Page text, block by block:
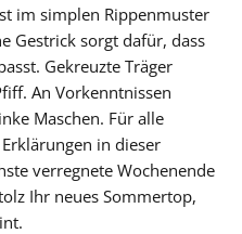
im simplen Rippenmuster
Gestrick sorgt dafür, dass
Gekreuzte Träger
An Vorkenntnissen
Maschen. Für alle
in dieser
verregnete Wochenende
Ihr neues Sommertop,